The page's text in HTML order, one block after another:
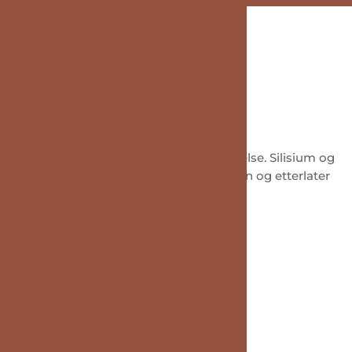
som sørger for unik beskyttelse. Silisium og
serum som penetrerer raskt inn i huden og etterlater